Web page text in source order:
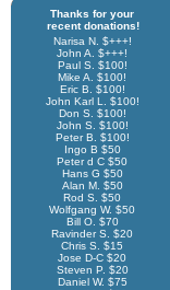
Thanks for your
recent donations!
Narisa N. $+++!
John A. $+++!
Paul S. $100!
Mike A. $100!
Eric B. $100!
John Karl L. $100!
Don S. $100!
John S. $100!
Peter B. $100!
Ingo B $50
Peter d C $50
Hans G $50
Alan M. $50
Rod S. $50
Wolfgang W. $50
Bill O. $70
Ravinder S. $20
Chris S. $15
Jose D-C $20
Steven P. $20
Daniel W. $75